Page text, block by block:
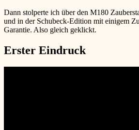
Dann stolperte ich über den M180
und in der Schubeck-Edition mit einigem
Garantie. Also gleich geklickt.
Erster Eindruck